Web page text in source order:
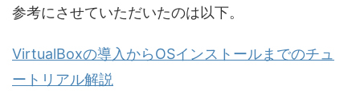
参考にさせていただいたのは以下。
VirtualBoxの導入からOSインストールまでのチュ
ートリアル解説